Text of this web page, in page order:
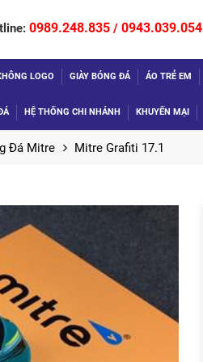
0989.248.835 / 0943.039.054
LOGO GIÀY BÓNG ĐÁ ÁO TRẺ EM
HỆ THỐNG CHI NHÁNH KHUYẾN MẠI
Đá Mitre Mitre Grafiti 17.1